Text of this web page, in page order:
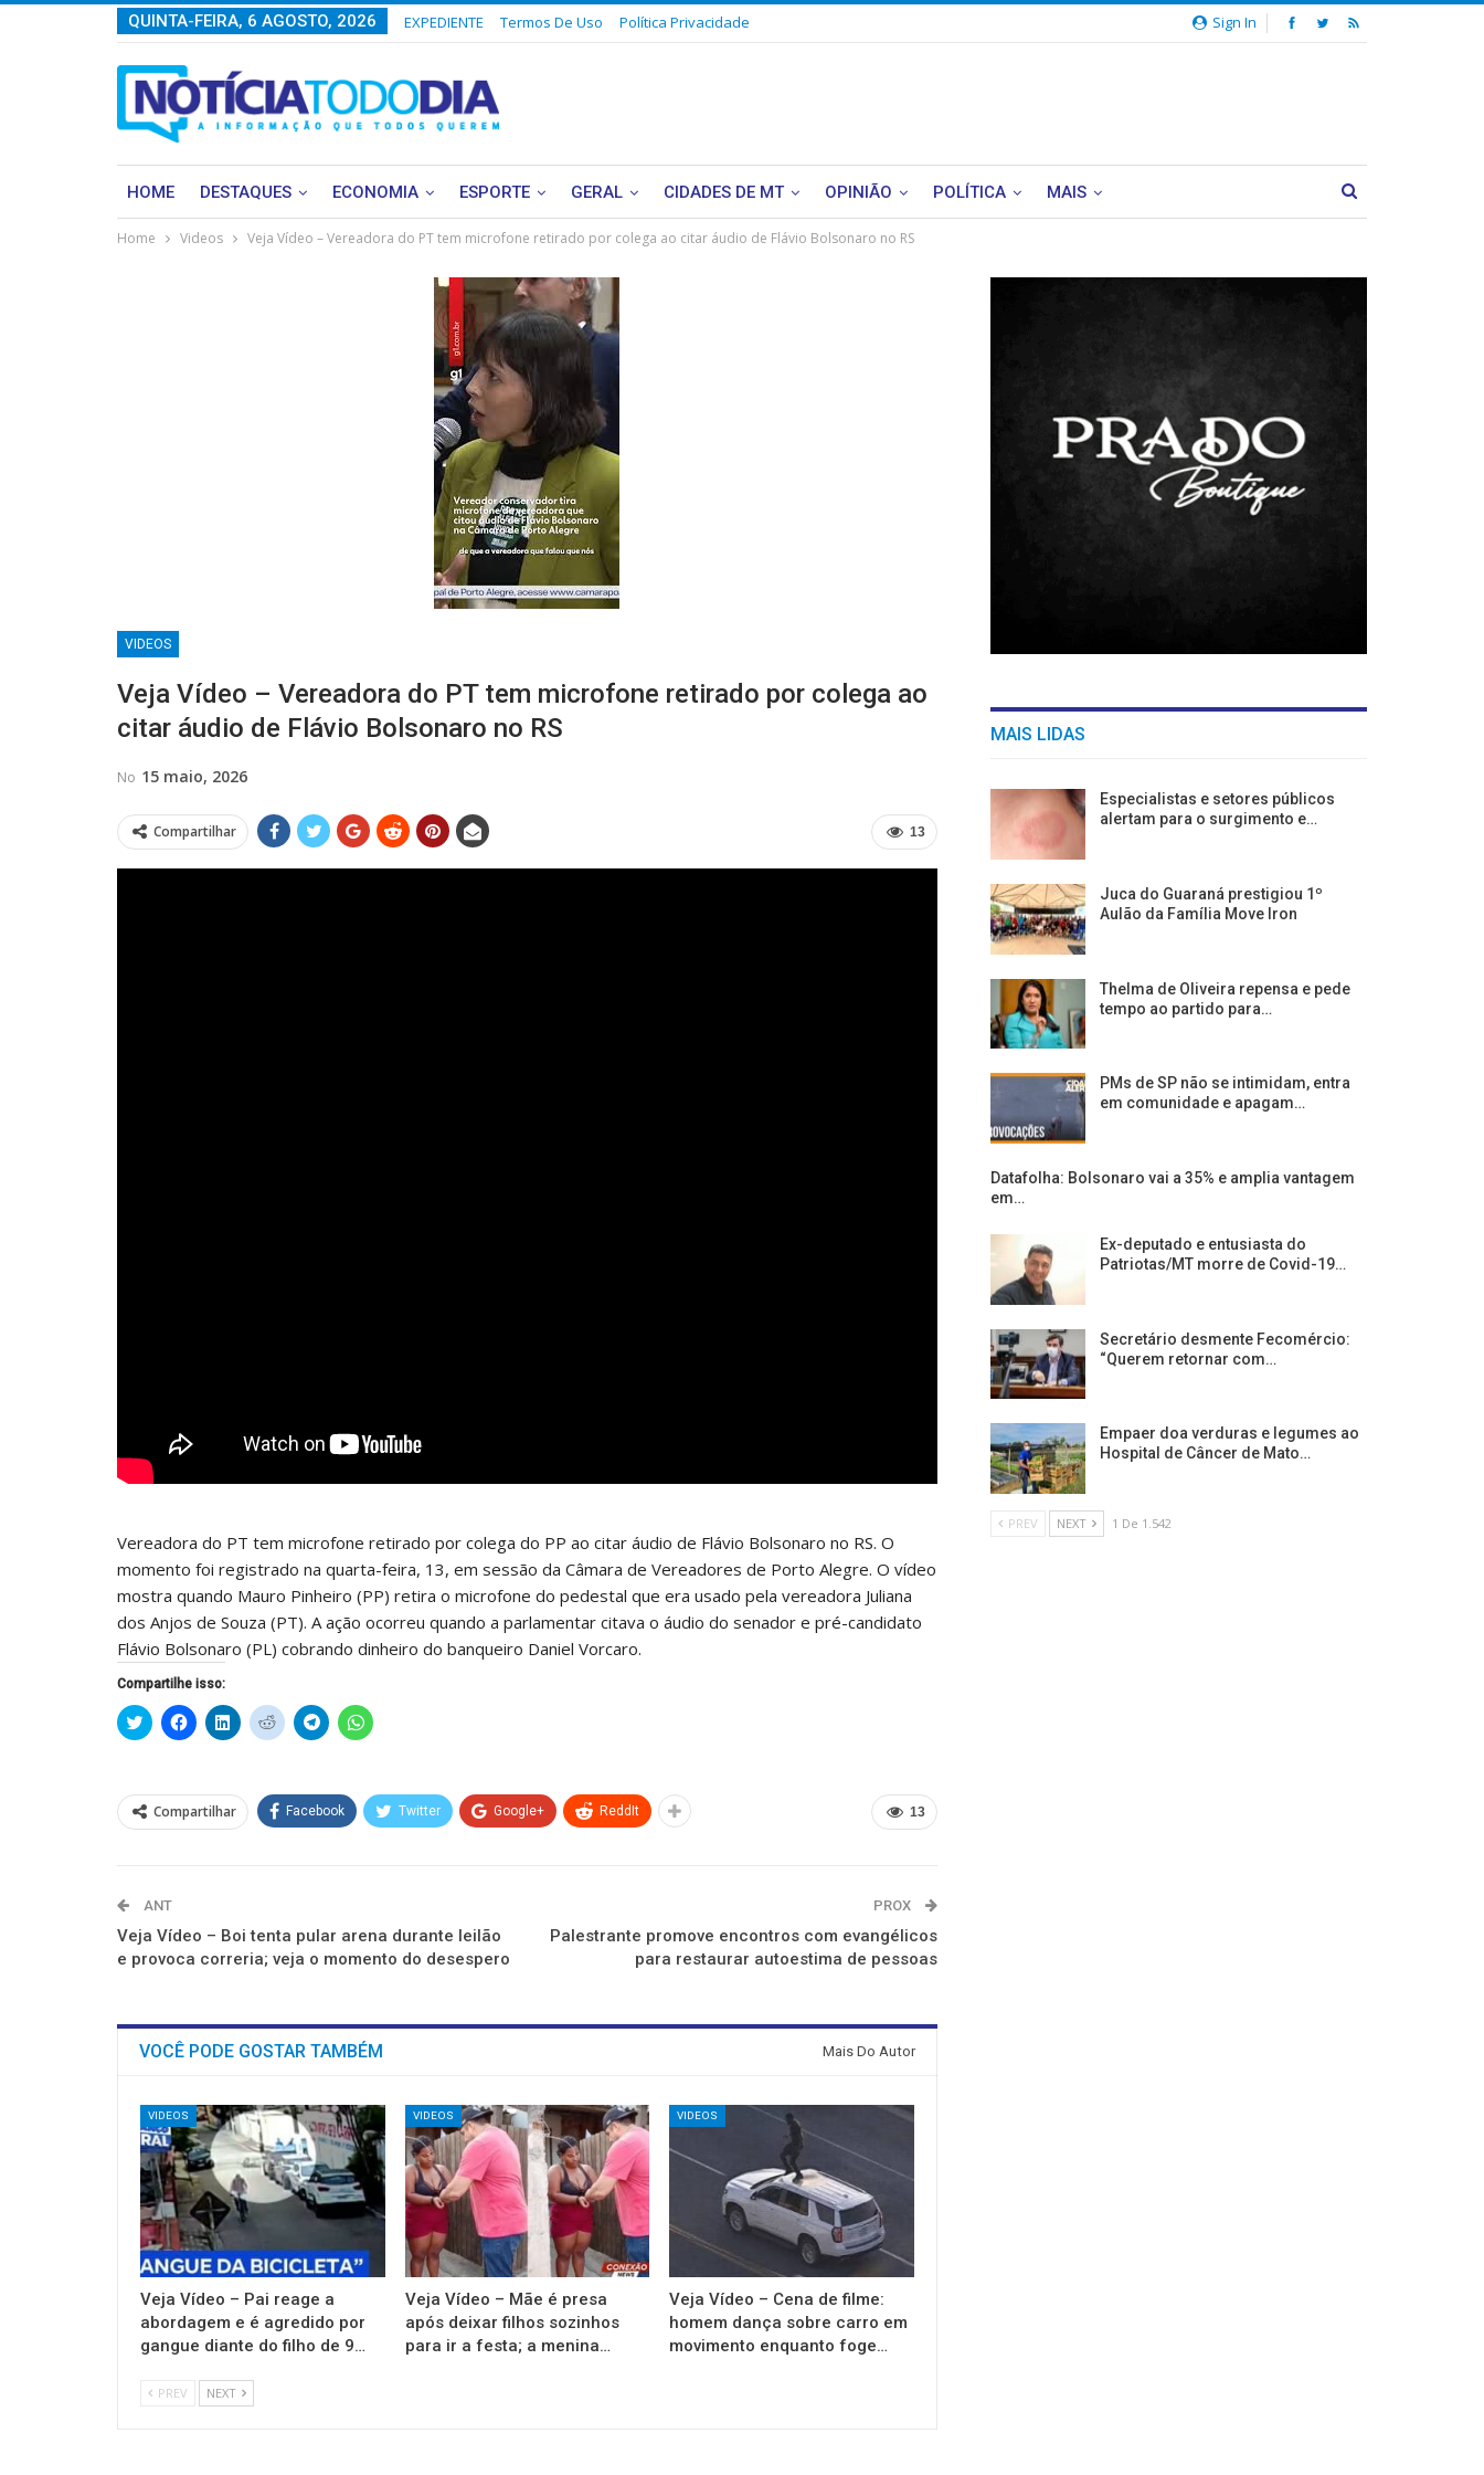
Sign In
QUINTA-FEIRA, 6 AGOSTO, 2026 EXPEDIENTE Termos De Uso Política Privacidade
HOME DESTAQUES ECONOMIA ESPORTE GERAL CIDADES DE MT OPINIÃO POLÍTICA MAIS
Home Videos Veja Vídeo – Vereadora do PT tem microfone retirado por colega ao citar áudio de Flávio Bolsonaro no RS
VIDEOS
Veja Vídeo – Vereadora do PT tem microfone retirado por colega ao
citar áudio de Flávio Bolsonaro no RS
No 15 maio, 2026
13
Compartilhar
Vereadora do PT tem microfone retirado por colega do PP ao citar áudio de Flávio Bolsonaro no RS. O
momento foi registrado na quarta-feira, 13, em sessão da Câmara de Vereadores de Porto Alegre. O vídeo
mostra quando Mauro Pinheiro (PP) retira o microfone do pedestal que era usado pela vereadora Juliana
dos Anjos de Souza (PT). A ação ocorreu quando a parlamentar citava o áudio do senador e pré-candidato
Flávio Bolsonaro (PL) cobrando dinheiro do banqueiro Daniel Vorcaro.
Compartilhe isso:
Clique
para
em
nova
janela)
Clique
para
em
nova
janela)
Clique
para
em
nova
janela)
Clique
para
em
nova
janela)
Clique
para
em
nova
janela)
Clique
para
em
nova
janela) 13
Compartilhar Facebook Twitter Google+ ReddIt
ANT
Veja Vídeo – Boi tenta pular arena durante leilão
e provoca correria; veja o momento do desespero
PROX
Palestrante promove encontros com evangélicos
para restaurar autoestima de pessoas
VOCÊ PODE GOSTAR TAMBÉM Mais Do Autor
VIDEOS
Veja Vídeo – Pai reage a
abordagem e é agredido por
gangue diante do filho de 9…
VIDEOS
Veja Vídeo – Mãe é presa
após deixar filhos sozinhos
para ir a festa; a menina…
VIDEOS
Veja Vídeo – Cena de filme:
homem dança sobre carro em
movimento enquanto foge…
PREV NEXT
MAIS LIDAS
Especialistas e setores públicos
alertam para o surgimento e…
Juca do Guaraná prestigiou 1º
Aulão da Família Move Iron
Thelma de Oliveira repensa e pede
tempo ao partido para…
PMs de SP não se intimidam, entra
em comunidade e apagam…
Datafolha: Bolsonaro vai a 35% e amplia vantagem
em…
Ex-deputado e entusiasta do
Patriotas/MT morre de Covid-19…
Secretário desmente Fecomércio:
“Querem retornar com…
Empaer doa verduras e legumes ao
Hospital de Câncer de Mato…
PREV NEXT 1 De 1.542